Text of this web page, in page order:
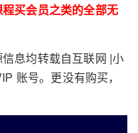
买会员之类的全部无
息均转载自互联网 |小
账号。更没有购买，